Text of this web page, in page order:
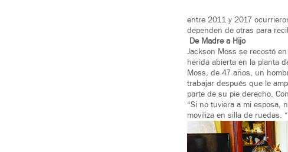
entre 2011 y 2017
dependen de otras para
De Madre a Hijo
Jackson Moss se recostó
herida abierta en la planta
Moss, de 47 años, un
trabajar después que le
parte de su pie derecho.
“Si no tuviera a mi esposa,
moviliza en silla de ruedas.